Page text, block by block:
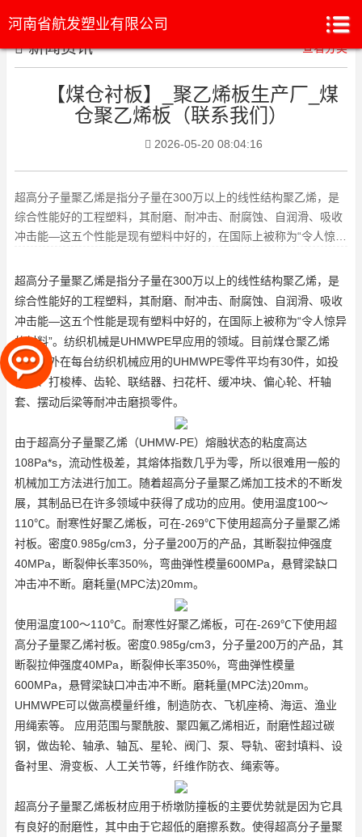
河南省航发塑业有限公司
新闻资讯 查看分类
【煤仓衬板】_聚乙烯板生产厂_煤
仓聚乙烯板（联系我们）
2026-05-20 08:04:16
超高分子量聚乙烯是指分子量在300万以上的线性结构聚乙烯，是
综合性能好的工程塑料，其耐磨、耐冲击、耐腐蚀、自润滑、吸收
冲击能—这五个性能是现有塑料中好的，在国际上被称为“令人惊异
超高分子量聚乙烯是指分子量在300万以上的线性结构聚乙烯，是
综合性能好的工程塑料，其耐磨、耐冲击、耐腐蚀、自润滑、吸收
冲击能—这五个性能是现有塑料中好的，在国际上被称为“令人惊异
的材料”。纺织机械是UHMWPE早应用的领域。目前煤仓聚乙烯
板，国外在每台纺织机械应用的UHMWPE零件平均有30件，如投
梭器、打梭棒、齿轮、联结器、扫花杆、缓冲块、偏心轮、杆轴
套、摆动后梁等耐冲击磨损零件。
由于超高分子量聚乙烯（UHMW-PE）熔融状态的粘度高达
108Pa*s，流动性极差，其熔体指数几乎为零，所以很难用一般的
机械加工方法进行加工。随着超高分子量聚乙烯加工技术的不断发
展，其制品已在许多领域中获得了成功的应用。使用温度100～
110℃。耐寒性好聚乙烯板，可在-269℃下使用超高分子量聚乙烯
衬板。密度0.985g/cm3，分子量200万的产品，其断裂拉伸强度
40MPa，断裂伸长率350%，弯曲弹性模量600MPa，悬臂梁缺口
冲击冲不断。磨耗量(MPC法)20mm。
使用温度100～110℃。耐寒性好聚乙烯板，可在-269℃下使用超
高分子量聚乙烯衬板。密度0.985g/cm3，分子量200万的产品，其
断裂拉伸强度40MPa，断裂伸长率350%，弯曲弹性模量
600MPa，悬臂梁缺口冲击冲不断。磨耗量(MPC法)20mm。
UHMWPE可以做高模量纤维，制造防衣、飞机座椅、海运、渔业
用绳索等。 应用范围与聚酰胺、聚四氟乙烯相近，耐磨性超过碳
钢，做齿轮、轴承、轴瓦、星轮、阀门、泵、导轨、密封填料、设
备衬里、滑变板、人工关节等，纤维作防衣、绳索等。
超高分子量聚乙烯板材应用于桥墩防撞板的主要优势就是因为它具
有良好的耐磨性，其中由于它超低的磨擦系数。使得超高分子量聚